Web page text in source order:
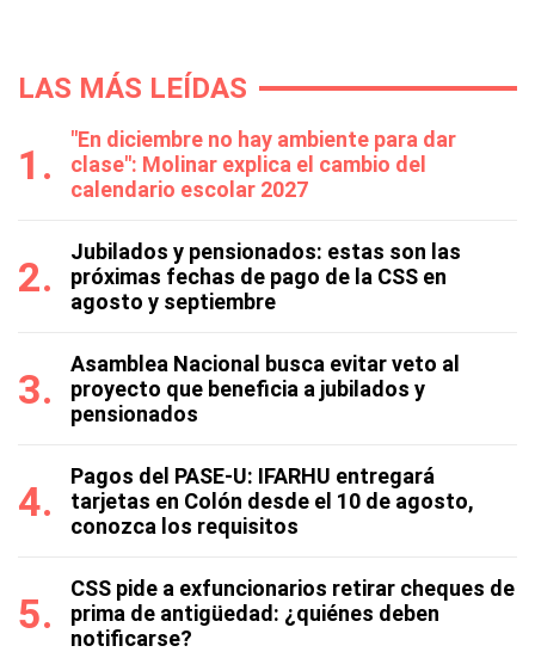
LAS MÁS LEÍDAS
"En diciembre no hay ambiente para dar
clase": Molinar explica el cambio del
calendario escolar 2027
Jubilados y pensionados: estas son las
próximas fechas de pago de la CSS en
agosto y septiembre
Asamblea Nacional busca evitar veto al
proyecto que beneficia a jubilados y
pensionados
Pagos del PASE-U: IFARHU entregará
tarjetas en Colón desde el 10 de agosto,
conozca los requisitos
CSS pide a exfuncionarios retirar cheques de
prima de antigüedad: ¿quiénes deben
notificarse?